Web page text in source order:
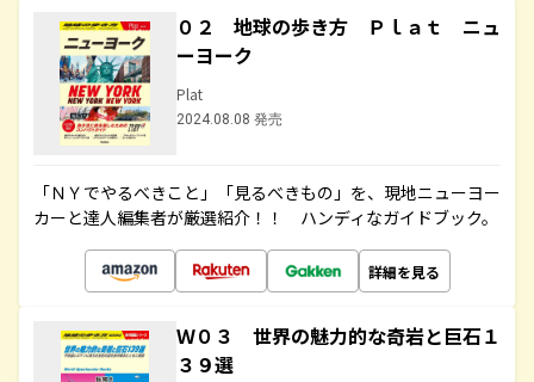
０２ 地球の歩き方 Ｐｌａｔ ニュ
ーヨーク
Plat
2024.08.08 発売
「ＮＹでやるべきこと」「見るべきもの」を、現地ニューヨー
カーと達人編集者が厳選紹介！！ ハンディなガイドブック。
詳細を見る
Ｗ０３ 世界の魅力的な奇岩と巨石１
３９選